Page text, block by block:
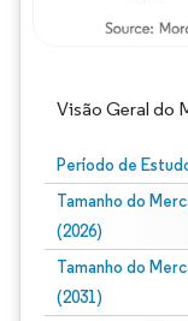
Visão Geral do
Período de
Tamanho do
(2026)
Tamanho do
(2031)